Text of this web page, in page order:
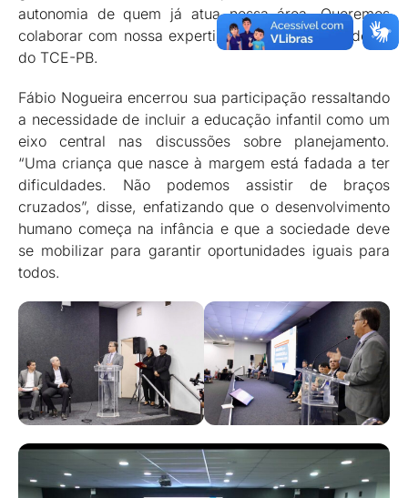
autonomia de quem já atua nessa área. Queremos
colaborar com nossa expertise”, afirmou o presidente
do TCE-PB.
Fábio Nogueira encerrou sua participação ressaltando
a necessidade de incluir a educação infantil como um
eixo central nas discussões sobre planejamento.
“Uma criança que nasce à margem está fadada a ter
dificuldades. Não podemos assistir de braços
cruzados”, disse, enfatizando que o desenvolvimento
humano começa na infância e que a sociedade deve
se mobilizar para garantir oportunidades iguais para
todos.